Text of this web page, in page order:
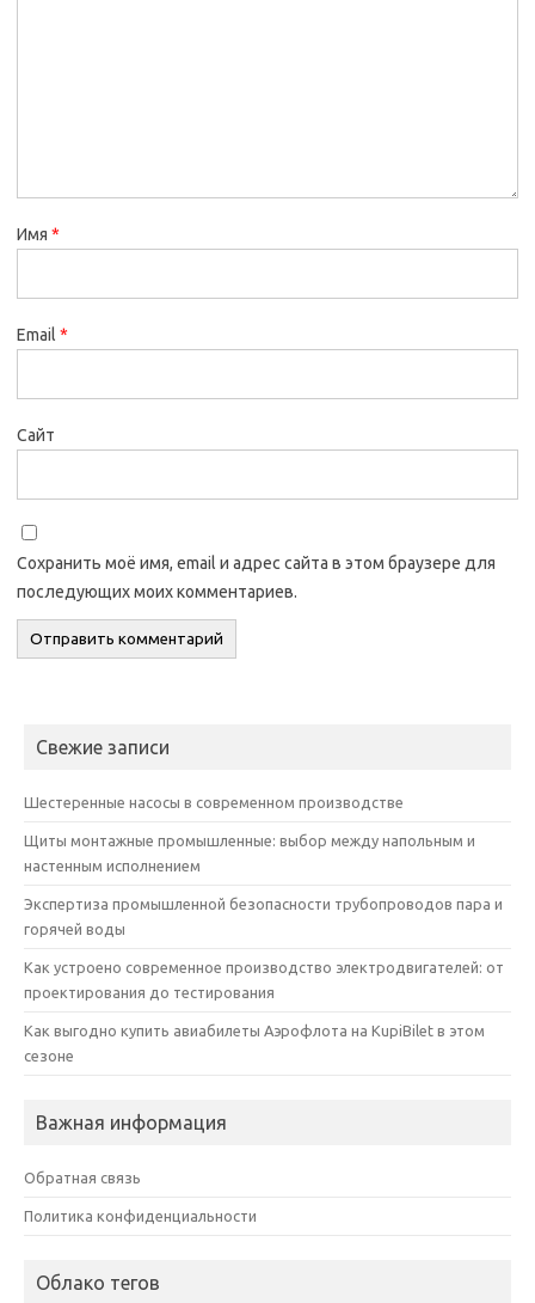
Имя *
Email *
Сайт
Сохранить моё имя, email и адрес сайта в этом браузере для
последующих моих комментариев.
Свежие записи
Шестеренные насосы в современном производстве
Щиты монтажные промышленные: выбор между напольным и
настенным исполнением
Экспертиза промышленной безопасности трубопроводов пара и
горячей воды
Как устроено современное производство электродвигателей: от
проектирования до тестирования
Как выгодно купить авиабилеты Аэрофлота на KupiBilet в этом
сезоне
Важная информация
Обратная связь
Политика конфиденциальности
Облако тегов